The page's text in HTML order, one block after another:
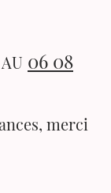
06 08
merci